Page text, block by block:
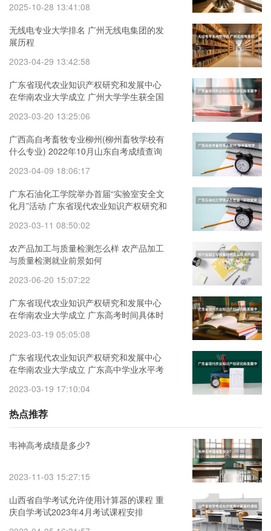
2025-10-28 13:41:08
无线电专业大学排名 广州无线电集团的发
展历程
2023-04-29 13:42:58
广东省现代农业知识产权研究和发展中心
在华南农业大学成立 广州大学学生获全国
一等奖
2023-03-20 13:25:06
广西高自考畜牧专业柳州(柳州畜牧学校有
什么专业) 2022年10月山东自考成绩查询
2023-04-09 18:06:17
广东石油化工学院举办首届“实验室安全文
化月”活动 广东省现代农业知识产权研究和
2023-03-11 08:50:02
农产品加工与质量检测怎么样 农产品加工
与质量检测就业前景如何
2023-06-20 15:07:22
广东省现代农业知识产权研究和发展中心
在华南农业大学成立 广东高考时间具体时
2023-03-19 05:05:08
广东省现代农业知识产权研究和发展中心
在华南农业大学成立 广东高中学业水平考
方法
2023-03-19 17:10:04
热点推荐
韦神高考成绩是多少?
2023-11-03 15:27:15
山西省自学考试允许使用计算器的课程 重
庆自学考试2023年4月考试课程安排